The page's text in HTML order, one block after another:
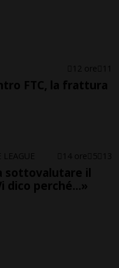
12 ore 11
FTC, la frattura
LEAGUE 14 ore 5 13
sottovalutare il
dico perché...»